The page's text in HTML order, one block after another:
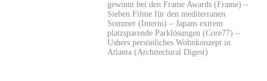
gewinnt bei den Frame Awards (Frame) –
Sieben Filme für den mediterranen
Sommer (Interni) – Japans extrem
platzsparende Parklösungen (Core77) –
Ushers persönliches Wohnkonzept in
Atlanta (Architectural Digest)